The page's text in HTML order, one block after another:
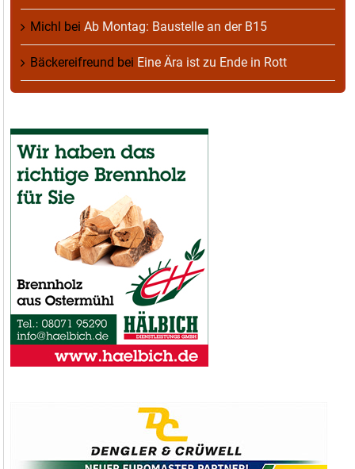
Michl bei Ab Montag: Baustelle an der B15
Bäckereifreund bei Eine Ära ist zu Ende in Rott